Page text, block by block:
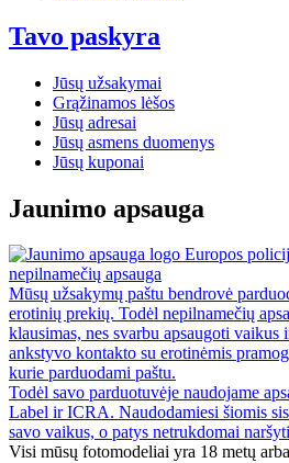
Tavo paskyra
Jūsų užsakymai
Grąžinamos lėšos
Jūsų adresai
Jūsų asmens duomenys
Jūsų kuponai
Jaunimo apsauga
Europos
nepilnamečių apsauga
Mūsų užsakymų paštu bendrovė
erotinių prekių. Todėl nepilnamečių
klausimas, nes svarbu apsaugoti vaikus
ankstyvo kontakto su erotinėmis
kurie parduodami paštu.
Todėl savo parduotuvėje naudojame
Label ir ICRA. Naudodamiesi šiomis
savo vaikus, o patys netrukdomai
Visi mūsų fotomodeliai yra 18 metų